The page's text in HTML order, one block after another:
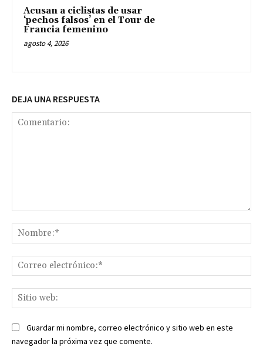
Acusan a ciclistas de usar
‘pechos falsos’ en el Tour de
Francia femenino
agosto 4, 2026
DEJA UNA RESPUESTA
Guardar mi nombre, correo electrónico y sitio web en este
navegador la próxima vez que comente.